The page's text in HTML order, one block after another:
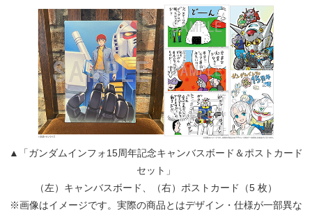
▲「ガンダムインフォ15周年記念キャンバスボード＆ポストカード
セット」
（左）キャンバスボード、（右）ポストカード（5 枚）
※画像はイメージです。実際の商品とはデザイン・仕様が⼀部異な